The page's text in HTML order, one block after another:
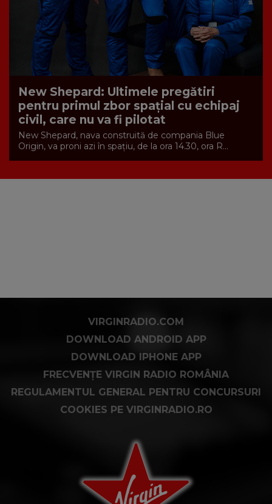
New Shepard: Ultimele pregătiri
pentru primul zbor spaţial cu echipaj
civil, care nu va fi pilotat
New Shepard, nava construită de compania Blue
Origin, va proni azi în spațiu, de la ora 14.30, ora R...
VIRGINRADIO.COM
DOWNLOAD ANDROID APP
DOWNLOAD IPHONE APP
FRECVENȚE VIRGIN RADIO ROMÂNIA
REGULAMENTUL GENERAL PENTRU CONCURSURI
COOKIES PE VIRGINRADIO.RO